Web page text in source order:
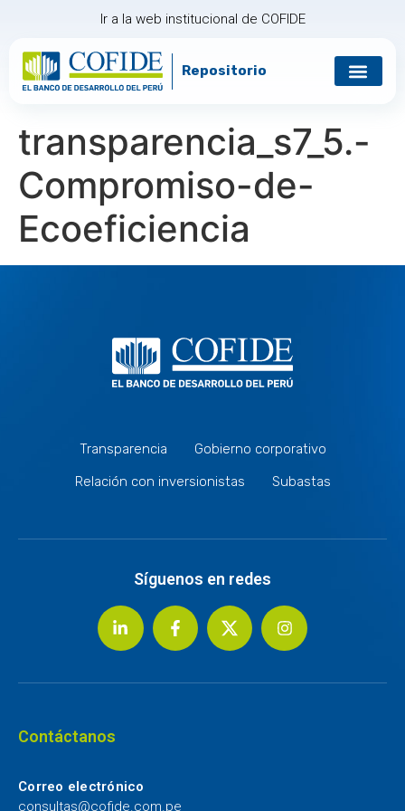
Ir a la web institucional de COFIDE
Repositorio
transparencia_s7_5.-
Compromiso-de-
Ecoeficiencia
Transparencia
Gobierno corporativo
Relación con inversionistas
Subastas
Síguenos en redes
Contáctanos
Correo electrónico
consultas@cofide.com.pe